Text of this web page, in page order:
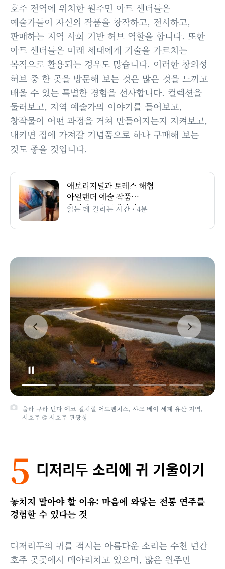
호주 전역에 위치한 원주민 아트 센터들은
예술가들이 자신의 작품을 창작하고, 전시하고,
판매하는 지역 사회 기반 허브 역할을 합니다. 또한
아트 센터들은 미래 세대에게 기술을 가르치는
목적으로 활용되는 경우도 많습니다. 이러한 창의성
허브 중 한 곳을 방문해 보는 것은 많은 것을 느끼고
배울 수 있는 특별한 경험을 선사합니다. 컬렉션을
둘러보고, 지역 예술가의 이야기를 들어보고,
창작물이 어떤 과정을 거쳐 만들어지는지 지켜보고,
내키면 집에 가져갈 기념품으로 하나 구매해 보는
것도 좋을 것입니다.
애보리지널과 토레스 해협
아일랜더 예술 작품
윤리적으로 구매하기
읽는 데 걸리는 시간 • 4분
울라 구라 닌다 에코 컬처럴 어드벤처스, 샤크 베이 세계 유산 지역,
서호주 © 서호주 관광청
5 디저리두 소리에 귀 기울이기
놓치지 말아야 할 이유: 마음에 와닿는 전통 연주를
경험할 수 있다는 것
디저리두의 귀를 적시는 아름다운 소리는 수천 년간
호주 곳곳에서 메아리치고 있으며, 많은 원주민